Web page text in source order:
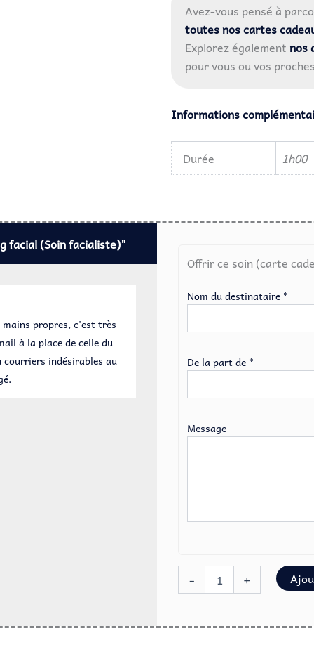
Avez-vous pensé à
toutes nos cartes
Explorez égalementnos
pour vous ou vos
Informations
Durée 1h00
facial (Soin facialiste)"
propres, c'est très
à la place de celle du
courriers indésirables au
Offrir ce soin (carte
Nom du destinataire *
De la part de *
Message
-
facial
(Soin
+